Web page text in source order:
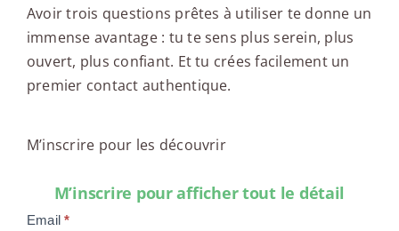
Avoir trois questions prêtes à utiliser te donne un
immense avantage : tu te sens plus serein, plus
ouvert, plus confiant. Et tu crées facilement un
premier contact authentique.
M’inscrire pour les découvrir
M’inscrire pour afficher tout le détail
Compte
Email*